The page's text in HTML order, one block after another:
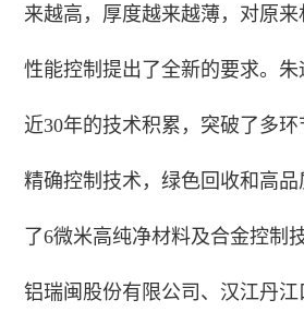
来越高，厚度越来越薄，对原来
性能控制提出了全新的要求。
近30年的技术积累，突破了多
精确控制技术，绿色回收和高
了6微米高纯净材料及合金控制
铝瑞闽股份有限公司、汉江丹